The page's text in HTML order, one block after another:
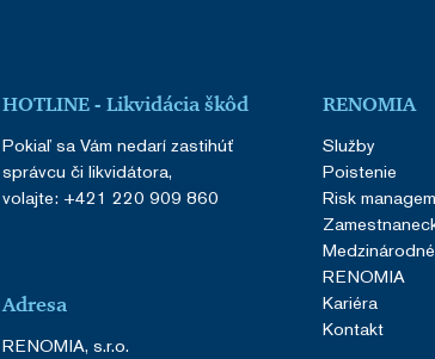
HOTLINE - Likvidácia škôd
Pokiaľ sa Vám nedarí zastihúť
správcu či likvidátora,
volajte: +421 220 909 860
Adresa
RENOMIA, s.r.o.
RENOMIA
Služby
Poistenie
Risk
RENOMIA
Kariéra
Kontakt